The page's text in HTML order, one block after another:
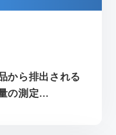
から排出される
の測定…